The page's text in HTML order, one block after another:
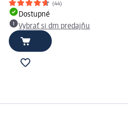
(44)
Dostupné
Vybrať si dm predajňu